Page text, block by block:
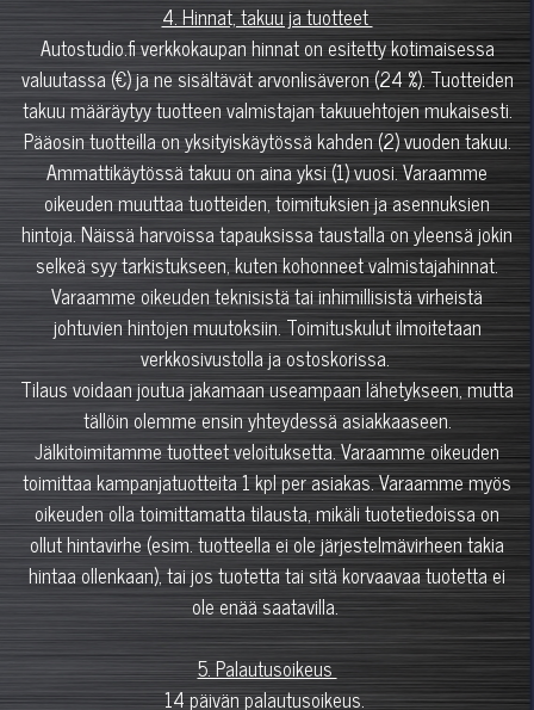
4. Hinnat, takuu ja tuotteet
Autostudio.fi verkkokaupan hinnat on esitetty kotimaisessa
valuutassa (€) ja ne sisältävät arvonlisäveron (24 %). Tuotteiden
takuu määräytyy tuotteen valmistajan takuuehtojen mukaisesti.
Pääosin tuotteilla on yksityiskäytössä kahden (2) vuoden takuu.
Ammattikäytössä takuu on aina yksi (1) vuosi. Varaamme
oikeuden muuttaa tuotteiden, toimituksien ja asennuksien
hintoja. Näissä harvoissa tapauksissa taustalla on yleensä jokin
selkeä syy tarkistukseen, kuten kohonneet valmistajahinnat.
Varaamme oikeuden teknisistä tai inhimillisistä virheistä
johtuvien hintojen muutoksiin. Toimituskulut ilmoitetaan
verkkosivustolla ja ostoskorissa.
Tilaus voidaan joutua jakamaan useampaan lähetykseen, mutta
tällöin olemme ensin yhteydessä asiakkaaseen.
Jälkitoimitamme tuotteet veloituksetta. Varaamme oikeuden
toimittaa kampanjatuotteita 1 kpl per asiakas. Varaamme myös
oikeuden olla toimittamatta tilausta, mikäli tuotetiedoissa on
ollut hintavirhe (esim. tuotteella ei ole järjestelmävirheen takia
hintaa ollenkaan), tai jos tuotetta tai sitä korvaavaa tuotetta ei
ole enää saatavilla.
5. Palautusoikeus
14 päivän palautusoikeus.